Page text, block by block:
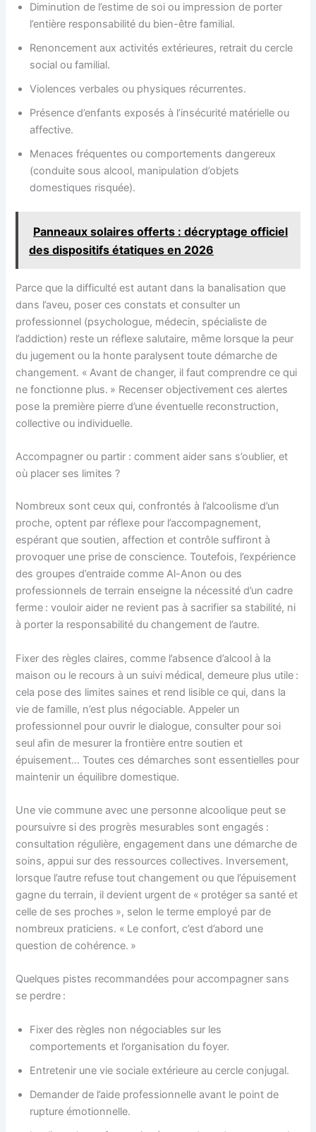
Diminution de l’estime de soi ou impression de porter
l’entière responsabilité du bien-être familial.
Renoncement aux activités extérieures, retrait du cercle
social ou familial.
Violences verbales ou physiques récurrentes.
Présence d’enfants exposés à l’insécurité matérielle ou
affective.
Menaces fréquentes ou comportements dangereux
(conduite sous alcool, manipulation d’objets
domestiques risquée).
Panneaux solaires offerts : décryptage officiel
des dispositifs étatiques en 2026
Parce que la difficulté est autant dans la banalisation que
dans l’aveu, poser ces constats et consulter un
professionnel (psychologue, médecin, spécialiste de
l’addiction) reste un réflexe salutaire, même lorsque la peur
du jugement ou la honte paralysent toute démarche de
changement. « Avant de changer, il faut comprendre ce qui
ne fonctionne plus. » Recenser objectivement ces alertes
pose la première pierre d’une éventuelle reconstruction,
collective ou individuelle.
Accompagner ou partir : comment aider sans s’oublier, et
où placer ses limites ?
Nombreux sont ceux qui, confrontés à l’alcoolisme d’un
proche, optent par réflexe pour l’accompagnement,
espérant que soutien, affection et contrôle suffiront à
provoquer une prise de conscience. Toutefois, l’expérience
des groupes d’entraide comme Al-Anon ou des
professionnels de terrain enseigne la nécessité d’un cadre
ferme : vouloir aider ne revient pas à sacrifier sa stabilité, ni
à porter la responsabilité du changement de l’autre.
Fixer des règles claires, comme l’absence d’alcool à la
maison ou le recours à un suivi médical, demeure plus utile :
cela pose des limites saines et rend lisible ce qui, dans la
vie de famille, n’est plus négociable. Appeler un
professionnel pour ouvrir le dialogue, consulter pour soi
seul afin de mesurer la frontière entre soutien et
épuisement… Toutes ces démarches sont essentielles pour
maintenir un équilibre domestique.
Une vie commune avec une personne alcoolique peut se
poursuivre si des progrès mesurables sont engagés :
consultation régulière, engagement dans une démarche de
soins, appui sur des ressources collectives. Inversement,
lorsque l’autre refuse tout changement ou que l’épuisement
gagne du terrain, il devient urgent de « protéger sa santé et
celle de ses proches », selon le terme employé par de
nombreux praticiens. « Le confort, c’est d’abord une
question de cohérence. »
Quelques pistes recommandées pour accompagner sans
se perdre :
Fixer des règles non négociables sur les
comportements et l’organisation du foyer.
Entretenir une vie sociale extérieure au cercle conjugal.
Demander de l’aide professionnelle avant le point de
rupture émotionnelle.